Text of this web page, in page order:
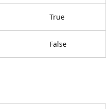
True
False